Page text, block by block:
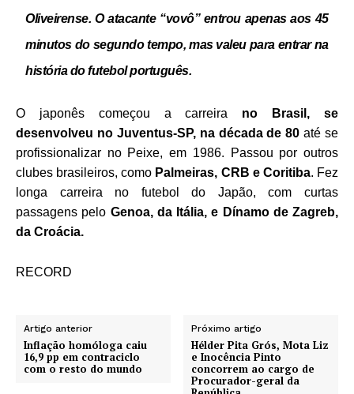
Oliveirense. O atacante “vovô” entrou apenas aos 45
minutos do segundo tempo, mas valeu para entrar na
história do futebol português.
O japonês começou a carreira no Brasil, se
desenvolveu no Juventus-SP, na década de 80 até se
profissionalizar no Peixe, em 1986. Passou por outros
clubes brasileiros, como Palmeiras, CRB e Coritiba. Fez
longa carreira no futebol do Japão, com curtas
passagens pelo Genoa, da Itália, e Dínamo de Zagreb,
da Croácia.
RECORD
Artigo anterior
Inflação homóloga caiu
16,9 pp em contraciclo
com o resto do mundo
Próximo artigo
Hélder Pita Grós, Mota Liz
e Inocência Pinto
concorrem ao cargo de
Procurador-geral da